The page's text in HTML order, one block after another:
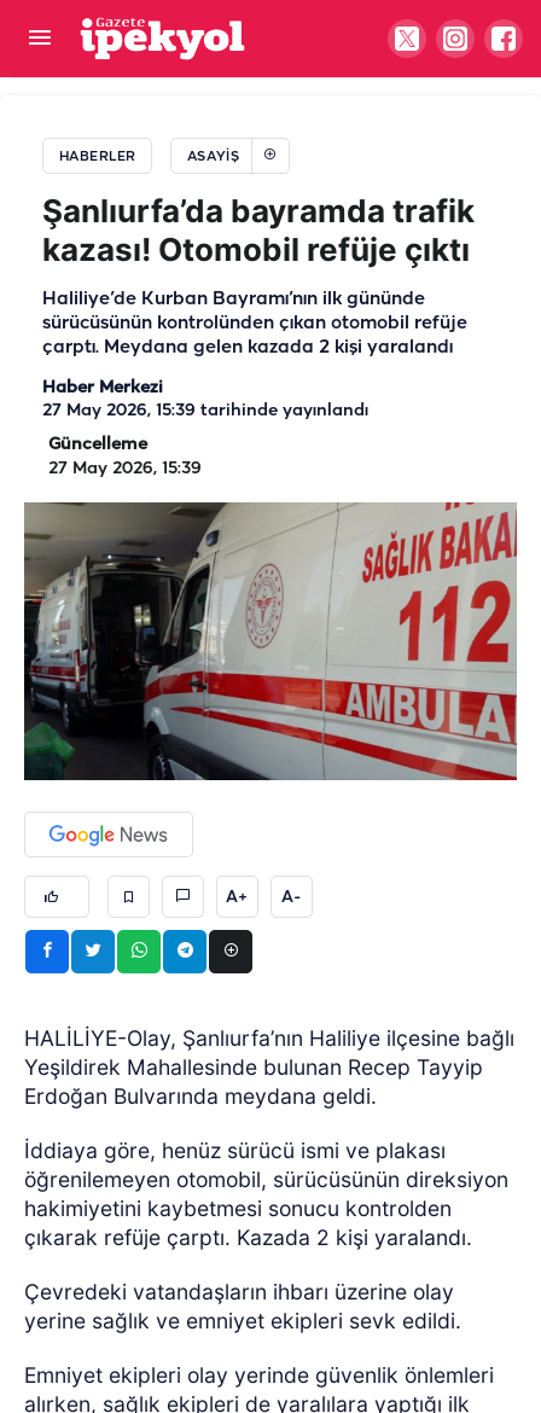
HABERLER ASAYIŞ
Şanlıurfa’da bayramda trafik
kazası! Otomobil refüje çıktı
Haliliye’de Kurban Bayramı’nın ilk gününde
sürücüsünün kontrolünden çıkan otomobil refüje
çarptı. Meydana gelen kazada 2 kişi yaralandı
Haber Merkezi
27 May 2026, 15:39 tarihinde yayınlandı
Güncelleme
27 May 2026, 15:39
A+ A-
HALİLİYE-Olay, Şanlıurfa’nın Haliliye ilçesine bağlı
Yeşildirek Mahallesinde bulunan Recep Tayyip
Erdoğan Bulvarında meydana geldi.
İddiaya göre, henüz sürücü ismi ve plakası
öğrenilemeyen otomobil, sürücüsünün direksiyon
hakimiyetini kaybetmesi sonucu kontrolden
çıkarak refüje çarptı. Kazada 2 kişi yaralandı.
Çevredeki vatandaşların ihbarı üzerine olay
yerine sağlık ve emniyet ekipleri sevk edildi.
Emniyet ekipleri olay yerinde güvenlik önlemleri
alırken, sağlık ekipleri de yaralılara yaptığı ilk
Şanlıurfalı genç Ankara’da iş kazasında hayatını